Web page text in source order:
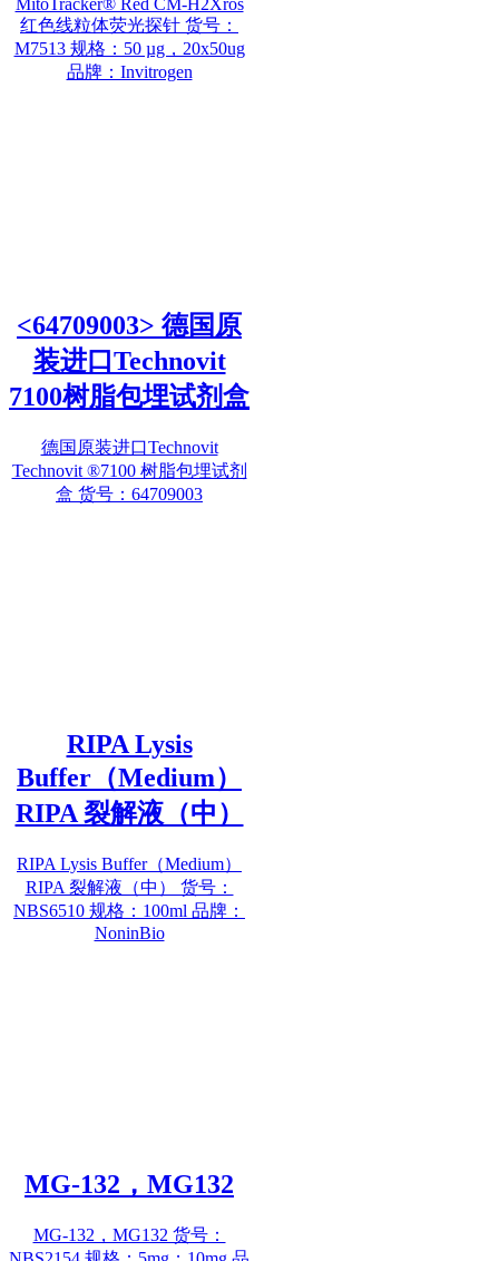
MitoTracker® Red CM-H2Xros
红色线粒体荧光探针 货号：
M7513 规格：50 µg，20x50ug
品牌：Invitrogen
<64709003> 德国原
装进口Technovit
7100树脂包埋试剂盒
德国原装进口Technovit
Technovit ®7100 树脂包埋试剂
盒 货号：64709003
RIPA Lysis
Buffer（Medium）
RIPA 裂解液（中）
RIPA Lysis Buffer（Medium）
RIPA 裂解液（中） 货号：
NBS6510 规格：100ml 品牌：
NoninBio
MG-132，MG132
MG-132，MG132 货号：